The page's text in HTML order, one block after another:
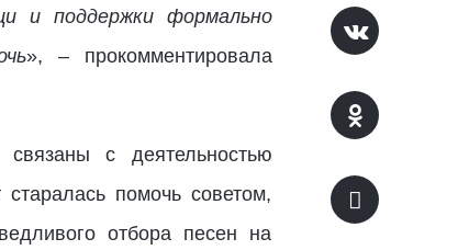
и поддержки формально
», – прокомментировала
с деятельностью
помочь советом,
отбора песен на